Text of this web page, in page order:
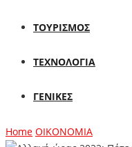
ΤΟΥΡΙΣΜΟΣ
ΤΕΧΝΟΛΟΓΙΑ
ΓΕΝΙΚΕΣ
Home ΟΙΚΟΝΟΜΙΑ